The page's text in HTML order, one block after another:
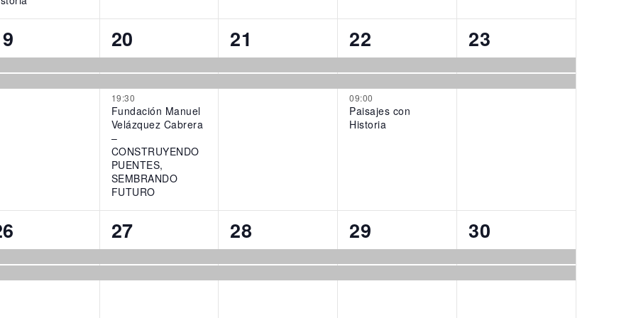
3
events,
20
19:30
Fundación Manuel
Velázquez Cabrera
–
CONSTRUYENDO
PUENTES,
SEMBRANDO
FUTURO
2
events,
21
3
events,
22
09:00
Paisajes con
Historia
2
events,
23
2
events,
27
2
events,
28
2
events,
29
2
events,
30